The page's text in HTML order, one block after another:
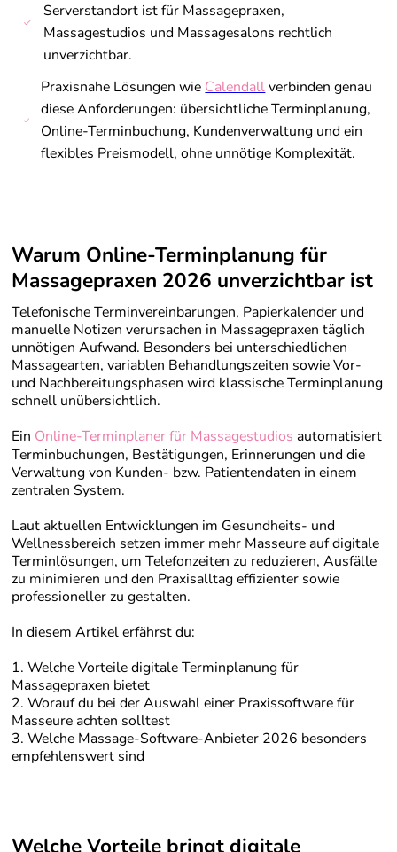
Serverstandort ist für Massagepraxen,
Massagestudios und Massagesalons rechtlich
unverzichtbar.
Praxisnahe Lösungen wie Calendallverbinden genau
diese Anforderungen: übersichtliche Terminplanung,
Online-Terminbuchung, Kundenverwaltung und ein
flexibles Preismodell, ohne unnötige Komplexität.
Warum Online-Terminplanung für
Massagepraxen 2026 unverzichtbar ist
Telefonische Terminvereinbarungen, Papierkalender und
manuelle Notizen verursachen in Massagepraxen täglich
unnötigen Aufwand. Besonders bei unterschiedlichen
Massagearten, variablen Behandlungszeiten sowie Vor-
und Nachbereitungsphasen wird klassische Terminplanung
schnell unübersichtlich.
Ein Online-Terminplaner für Massagestudios automatisiert
Terminbuchungen, Bestätigungen, Erinnerungen und die
Verwaltung von Kunden- bzw. Patientendaten in einem
zentralen System.
Laut aktuellen Entwicklungen im Gesundheits- und
Wellnessbereich setzen immer mehr Masseure auf digitale
Terminlösungen, um Telefonzeiten zu reduzieren, Ausfälle
zu minimieren und den Praxisalltag effizienter sowie
professioneller zu gestalten.
In diesem Artikel erfährst du:
1. Welche Vorteile digitale Terminplanung für
Massagepraxen bietet
2. Worauf du bei der Auswahl einer Praxissoftware für
Masseure achten solltest
3. Welche Massage-Software-Anbieter 2026 besonders
empfehlenswert sind
Welche Vorteile bringt digitale